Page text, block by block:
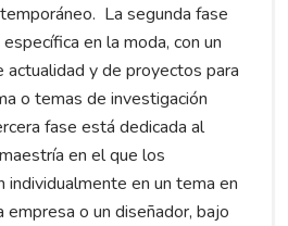
La segunda fase
en la moda, con un
actualidad y de proyectos para
o temas de investigación
fase está dedicada al
en el que los
en un tema en
empresa o un diseñador, bajo